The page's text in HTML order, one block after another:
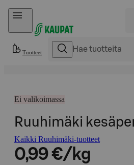
Hyppää sisältöön
Tuotteet
Ei valikoimassa
Ruuhimäki
Kaikki Ruuhimäki-tuotteet
0,99 €/kg